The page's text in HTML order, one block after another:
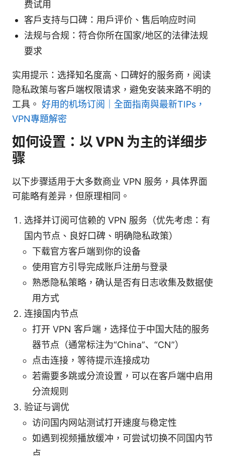
费试用
客户支持与口碑：用户评价、售后响应时间
法规与合规：符合你所在国家/地区的法律法规
要求
实用提示：选择知名度高、口碑好的服务商，阅读
隐私政策与客户端权限请求，避免安装来路不明的
工具。 好用的机场订阅｜全面指南與最新TIPs，
VPN專題解密
如何设置：以 VPN 为主的详细步
骤
以下步骤适用于大多数商业 VPN 服务，具体界面
可能略有差异，但原理相同。
选择并订阅可信赖的 VPN 服务（优先考虑：有
国内节点、良好口碑、明确隐私政策）
下载官方客户端到你的设备
使用官方引导完成账户注册与登录
熟悉隐私策略，确认是否有日志收集及数据使
用方式
连接国内节点
打开 VPN 客户端，选择位于中国大陆的服务
器节点（通常标注为“China”、“CN”）
点击连接，等待提示连接成功
若需要多跳或分流设置，可以在客户端中启用
分流规则
验证与调优
访问国内网站测试打开速度与稳定性
如遇到视频播放缓冲，可尝试切换不同国内节
点